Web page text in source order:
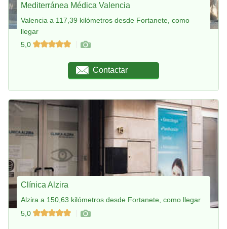
Mediterránea Médica Valencia
Valencia a 117,39 kilómetros desde Fortanete, como
llegar
5,0
Contactar
Clínica Alzira
Alzira a 150,63 kilómetros desde Fortanete, como llegar
5,0